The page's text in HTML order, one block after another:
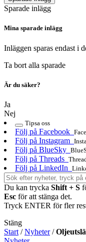
Sparade inlägg
Mina sparade inlägg
Inläggen sparas endast i
Ta bort alla sparade
Är du säker?
Ja
Nej
Tipsa oss
Följ på Facebook
Följ på Instagram
Följ på BlueSky
Följ på Threads
Följ på LinkedIn
Du kan trycka Shift + S
Esc för att stänga det.
Tryck ENTER för fler
Stäng
Start /Nyheter/